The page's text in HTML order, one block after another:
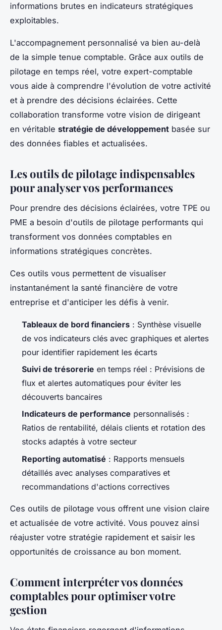
informations brutes en indicateurs stratégiques
exploitables.
L'accompagnement personnalisé va bien au-delà
de la simple tenue comptable. Grâce aux outils de
pilotage en temps réel, votre expert-comptable
vous aide à comprendre l'évolution de votre activité
et à prendre des décisions éclairées. Cette
collaboration transforme votre vision de dirigeant
en véritable stratégie de développement basée sur
des données fiables et actualisées.
Les outils de pilotage indispensables
pour analyser vos performances
Pour prendre des décisions éclairées, votre TPE ou
PME a besoin d'outils de pilotage performants qui
transforment vos données comptables en
informations stratégiques concrètes.
Ces outils vous permettent de visualiser
instantanément la santé financière de votre
entreprise et d'anticiper les défis à venir.
Tableaux de bord financiers : Synthèse visuelle
de vos indicateurs clés avec graphiques et alertes
pour identifier rapidement les écarts
Suivi de trésorerie en temps réel : Prévisions de
flux et alertes automatiques pour éviter les
découverts bancaires
Indicateurs de performance personnalisés :
Ratios de rentabilité, délais clients et rotation des
stocks adaptés à votre secteur
Reporting automatisé : Rapports mensuels
détaillés avec analyses comparatives et
recommandations d'actions correctives
Ces outils de pilotage vous offrent une vision claire
et actualisée de votre activité. Vous pouvez ainsi
réajuster votre stratégie rapidement et saisir les
opportunités de croissance au bon moment.
Comment interpréter vos données
comptables pour optimiser votre
gestion